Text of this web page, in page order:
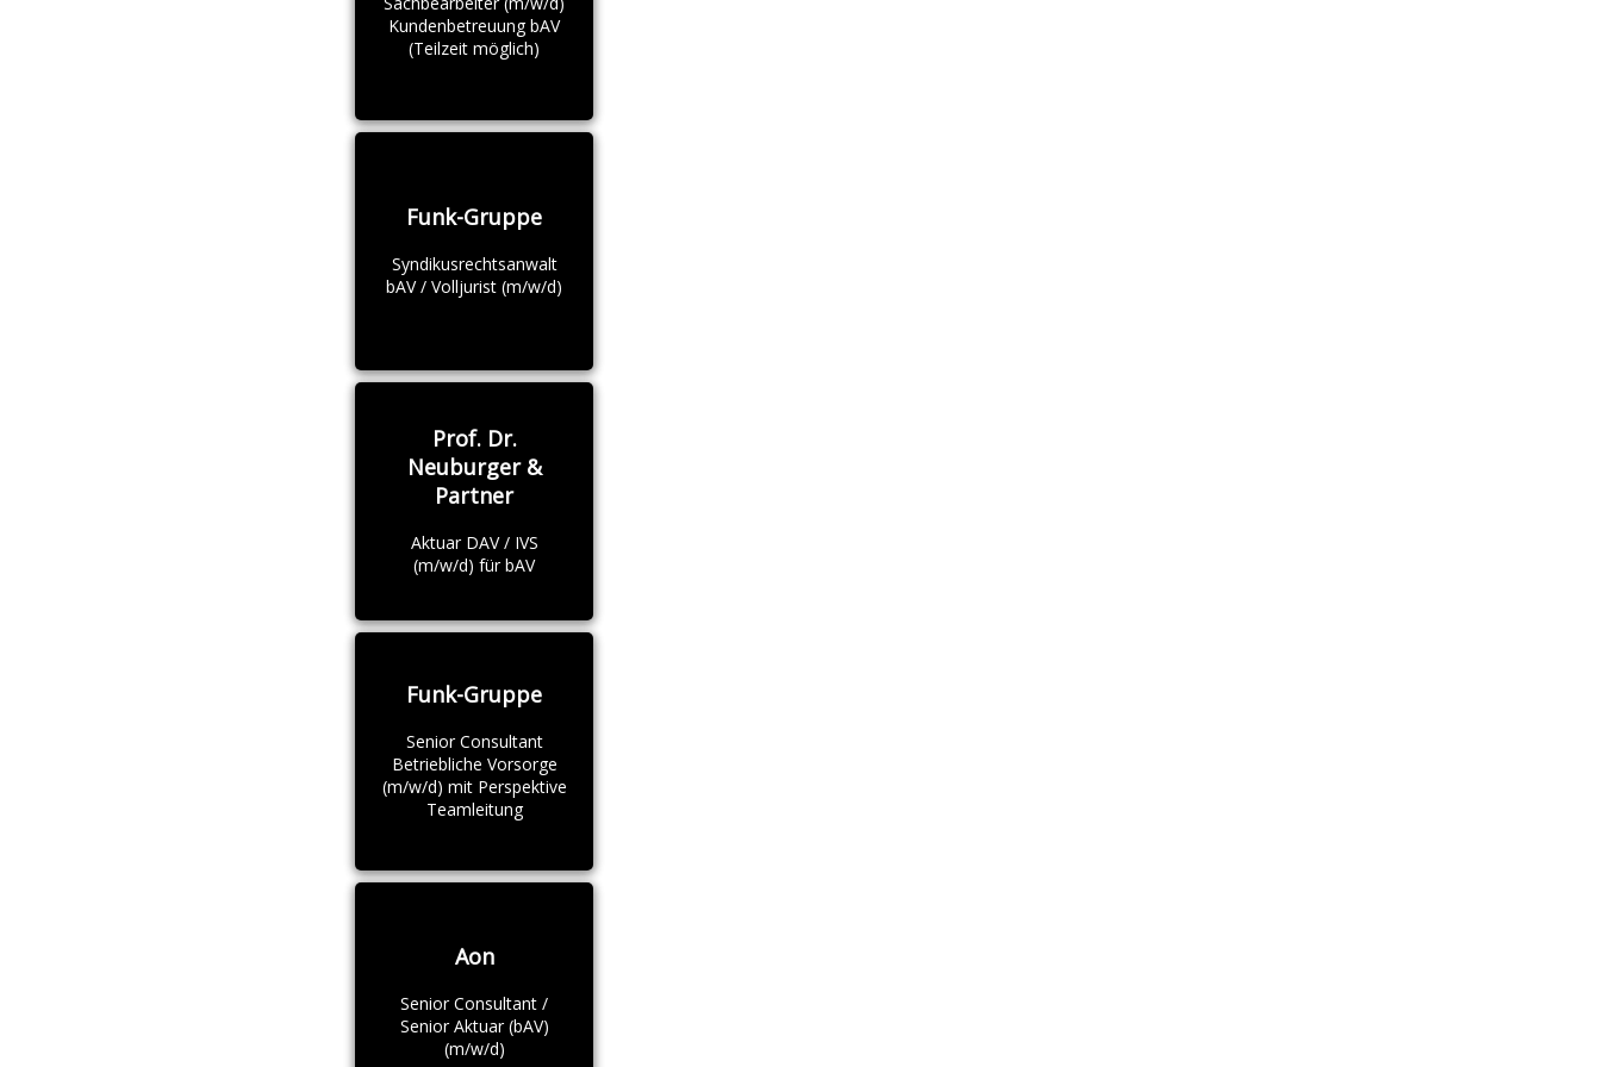
Kundenbetreuung bAV
(Teilzeit möglich)
Funk-Gruppe
Syndikusrechtsanwalt
bAV / Volljurist (m/w/d)
Prof. Dr.
Neuburger &
Partner
Aktuar DAV / IVS
(m/w/d) für bAV
Funk-Gruppe
Senior Consultant
Betriebliche Vorsorge
(m/w/d) mit Perspektive
Teamleitung
Aon
Senior Consultant /
Senior Aktuar (bAV)
(m/w/d)